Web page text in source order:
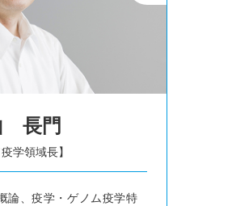
長門
疫学領域長】
論、疫学・ゲノム疫学特